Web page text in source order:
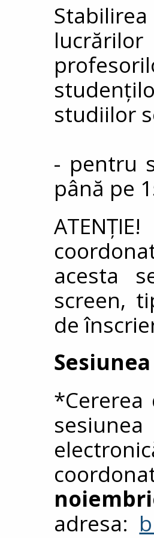
studiilor
- pentru
până pe
acesta
screen,
de
adresa: